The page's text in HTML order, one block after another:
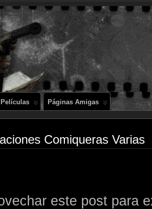
Películas Páginas Amigas
Comiqueras Varias
este post para